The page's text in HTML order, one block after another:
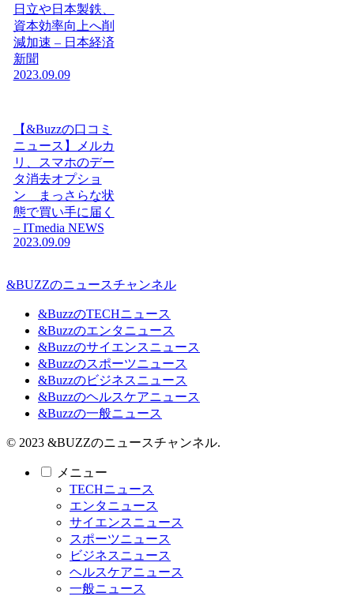
日立や日本製鉄、
資本効率向上へ削
減加速 – 日本経済
新聞
2023.09.09
【&Buzzの口コミ
ニュース】メルカ
リ、スマホのデー
タ消去オプショ
ン まっさらな状
態で買い手に届く
– ITmedia NEWS
2023.09.09
&BUZZのニュースチャンネル
&BuzzのTECHニュース
&Buzzのエンタニュース
&Buzzのサイエンスニュース
&Buzzのスポーツニュース
&Buzzのビジネスニュース
&Buzzのヘルスケアニュース
&Buzzの一般ニュース
© 2023 &BUZZのニュースチャンネル.
メニュー
TECHニュース
エンタニュース
サイエンスニュース
スポーツニュース
ビジネスニュース
ヘルスケアニュース
一般ニュース